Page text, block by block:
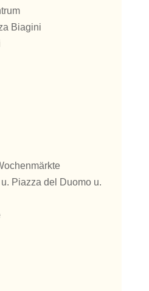
Biagini
Piazza del Duomo u.